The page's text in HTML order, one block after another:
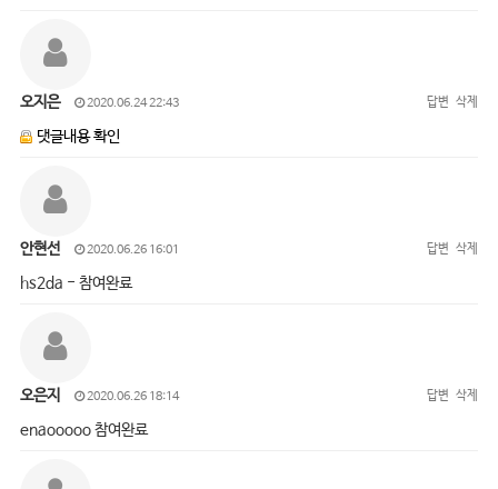
오지은 2020.06.24 22:43 답변 삭제
댓글내용 확인
안현선 2020.06.26 16:01 답변 삭제
hs2da - 참여완료
오은지 2020.06.26 18:14 답변 삭제
enaooooo 참여완료